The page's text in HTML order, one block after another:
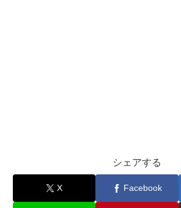
シェアする
X Facebook